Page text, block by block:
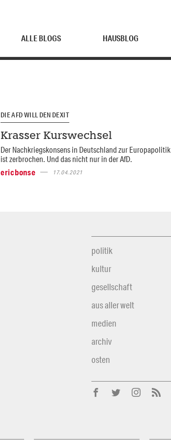
ALLE BLOGS HAUSBLOG
DIE AFD WILL DEN DEXIT
Krasser Kurswechsel
Der Nachkriegskonsens in Deutschland zur Europapolitik
ist zerbrochen. Und das nicht nur in der AfD.
ericbonse
17.04.2021
politik
kultur
gesellschaft
aus aller welt
medien
archiv
osten